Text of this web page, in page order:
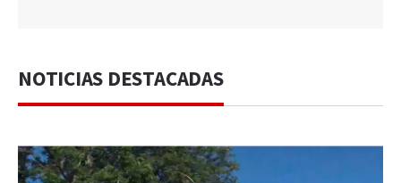
NOTICIAS DESTACADAS